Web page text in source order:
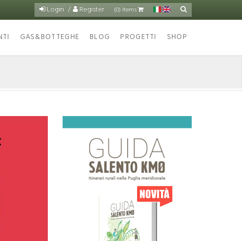
Login Register (0) Items Form
di
ricerca
Cerca
GAS&BOTTEGHE BLOG PROGETTI SHOP